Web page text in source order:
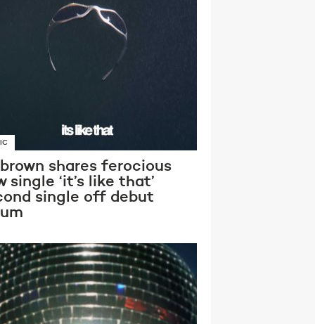
shares ferocious
single ‘it’s like that’
single off debut